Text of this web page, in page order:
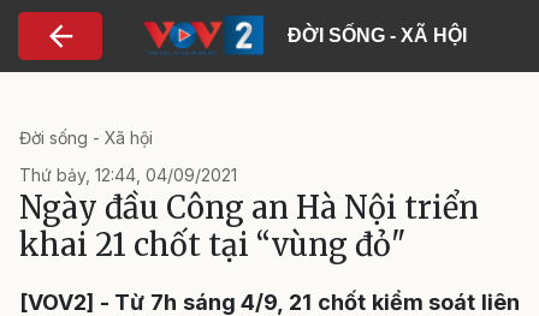
Nhảy đến nội dung
ĐỜI SỐNG - XÃ HỘI
Đời sống - Xã hội
Thứ bảy, 12:44, 04/09/2021
Ngày đầu Công an Hà Nội triển
khai 21 chốt tại “vùng đỏ"
[VOV2] - Từ 7h sáng 4/9, 21 chốt kiểm soát liên